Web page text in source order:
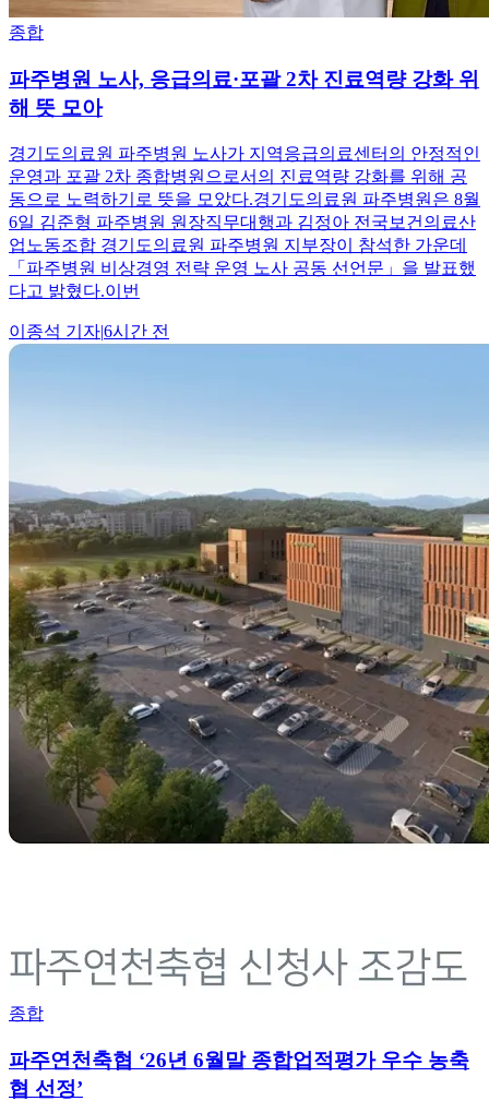
종합
파주병원 노사, 응급의료·포괄 2차 진료역량 강화 위
해 뜻 모아
경기도의료원 파주병원 노사가 지역응급의료센터의 안정적인
운영과 포괄 2차 종합병원으로서의 진료역량 강화를 위해 공
동으로 노력하기로 뜻을 모았다.경기도의료원 파주병원은 8월
6일 김준형 파주병원 원장직무대행과 김정아 전국보건의료산
업노동조합 경기도의료원 파주병원 지부장이 참석한 가운데
「파주병원 비상경영 전략 운영 노사 공동 선언문」을 발표했
다고 밝혔다.이번
이종석 기자|6시간 전
종합
파주연천축협 ‘26년 6월말 종합업적평가 우수 농축
협 선정’